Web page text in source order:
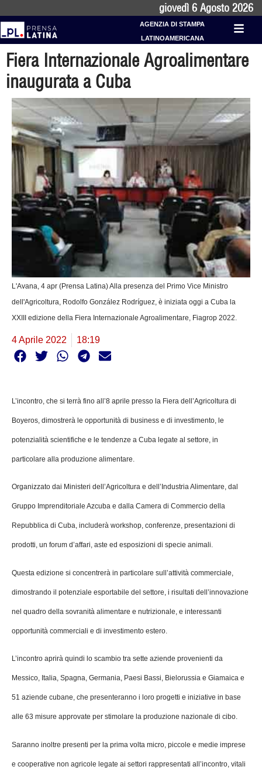
giovedì 6 Agosto 2026
AGENZIA DI STAMPA
LATINOAMERICANA
Fiera Internazionale Agroalimentare
inaugurata a Cuba
L'Avana, 4 apr (Prensa Latina) Alla presenza del Primo Vice Ministro
dell'Agricoltura, Rodolfo González Rodríguez, è iniziata oggi a Cuba la
XXIII edizione della Fiera Internazionale Agroalimentare, Fiagrop 2022.
4 Aprile 2022 18:19
L’incontro, che si terrà fino all’8 aprile presso la Fiera dell’Agricoltura di
Boyeros, dimostrerà le opportunità di business e di investimento, le
potenzialità scientifiche e le tendenze a Cuba legate al settore, in
particolare alla produzione alimentare.
Organizzato dai Ministeri dell’Agricoltura e dell’Industria Alimentare, dal
Gruppo Imprenditoriale Azcuba e dalla Camera di Commercio della
Repubblica di Cuba, includerà workshop, conferenze, presentazioni di
prodotti, un forum d’affari, aste ed esposizioni di specie animali.
Questa edizione si concentrerà in particolare sull’attività commerciale,
dimostrando il potenziale esportabile del settore, i risultati dell’innovazione
nel quadro della sovranità alimentare e nutrizionale, e interessanti
opportunità commerciali e di investimento estero.
L’incontro aprirà quindi lo scambio tra sette aziende provenienti da
Messico, Italia, Spagna, Germania, Paesi Bassi, Bielorussia e Giamaica e
51 aziende cubane, che presenteranno i loro progetti e iniziative in base
alle 63 misure approvate per stimolare la produzione nazionale di cibo.
Saranno inoltre presenti per la prima volta micro, piccole e medie imprese
e cooperative non agricole legate ai settori rappresentati all’incontro, vitali